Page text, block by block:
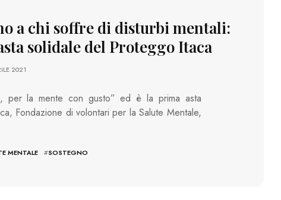
a chi soffre di disturbi mentali:
solidale del Proteggo Itaca
2021
per la mente con gusto” ed è la prima asta
Fondazione di volontari per la Salute Mentale,
MENTALE #SOSTEGNO